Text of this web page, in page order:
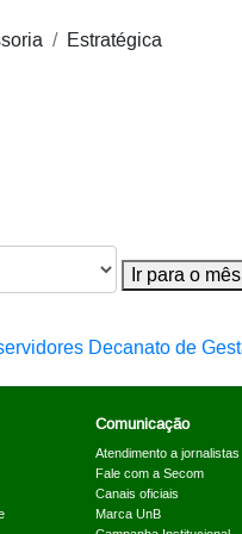
Estratégica
Ir para o mês
Comunicação
Atendimento a jornalistas
Fale com a Secom
Canais oficiais
Marca UnB